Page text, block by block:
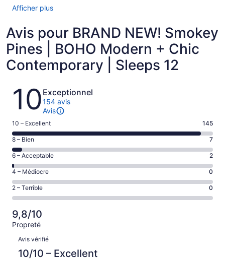
Afficher plus
Avis pour BRAND NEW! Smokey
Pines | BOHO Modern + Chic
Contemporary | Sleeps 12
Avis
10 Exceptionnel
154 avis
Avis
Note
de 10
–
Excellent,
d’après
145 avis
sur 154.
10 – Excellent 145
Note
de 8
–
Bien,
d’après
7 avis
sur 154.
8 – Bien 7
Note
de 6
–
Acceptable,
d’après
sur 154.
6 – Acceptable 2
Note
de 4
–
Médiocre,
d’après
0 avis
4 – Médiocre 0
Note
de 2
–
Terrible,
d’après
0 avis
sur 154.
2 – Terrible 0
9,8/10
Propreté
Avis
Avis vérifié
10/10 – Excellent